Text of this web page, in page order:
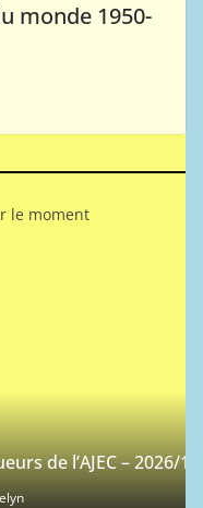
monde 1950-
le moment
l’AJEC – 2026/1